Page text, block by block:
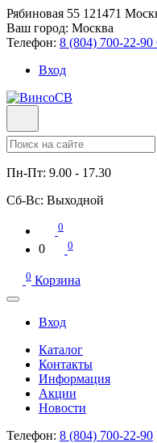
Рябиновая 55 121471
Ваш город: Москва
Телефон: 8 (804) 700-22-90
Вход
Пн-Пт: 9.00 - 17.30
Сб-Вс: Выходной
0
0 0
0 Корзина
Вход
Каталог
Контакты
Информация
Акции
Новости
Телефон: 8 (804) 700-22-90